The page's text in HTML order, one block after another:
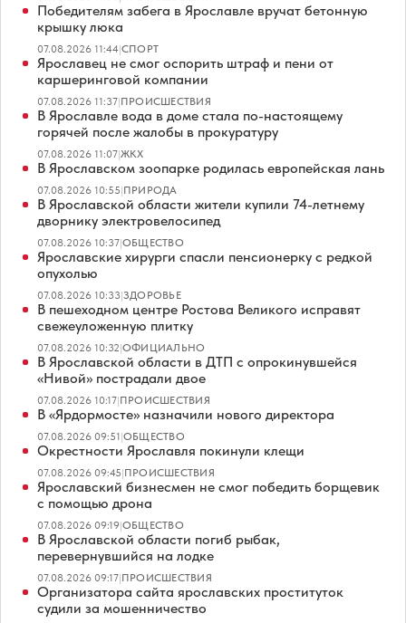
Победителям забега в Ярославле вручат бетонную
крышку люка
07.08.2026 11:44|СПОРТ
Ярославец не смог оспорить штраф и пени от
каршеринговой компании
07.08.2026 11:37|ПРОИСШЕСТВИЯ
В Ярославле вода в доме стала по-настоящему
горячей после жалобы в прокуратуру
07.08.2026 11:07|ЖКХ
В Ярославском зоопарке родилась европейская лань
07.08.2026 10:55|ПРИРОДА
В Ярославской области жители купили 74-летнему
дворнику электровелосипед
07.08.2026 10:37|ОБЩЕСТВО
Ярославские хирурги спасли пенсионерку с редкой
опухолью
07.08.2026 10:33|ЗДОРОВЬЕ
В пешеходном центре Ростова Великого исправят
свежеуложенную плитку
07.08.2026 10:32|ОФИЦИАЛЬНО
В Ярославской области в ДТП с опрокинувшейся
«Нивой» пострадали двое
07.08.2026 10:17|ПРОИСШЕСТВИЯ
В «Ярдормосте» назначили нового директора
07.08.2026 09:51|ОБЩЕСТВО
Окрестности Ярославля покинули клещи
07.08.2026 09:45|ПРОИСШЕСТВИЯ
Ярославский бизнесмен не смог победить борщевик
с помощью дрона
07.08.2026 09:19|ОБЩЕСТВО
В Ярославской области погиб рыбак,
перевернувшийся на лодке
07.08.2026 09:17|ПРОИСШЕСТВИЯ
Организатора сайта ярославских проституток
судили за мошенничество